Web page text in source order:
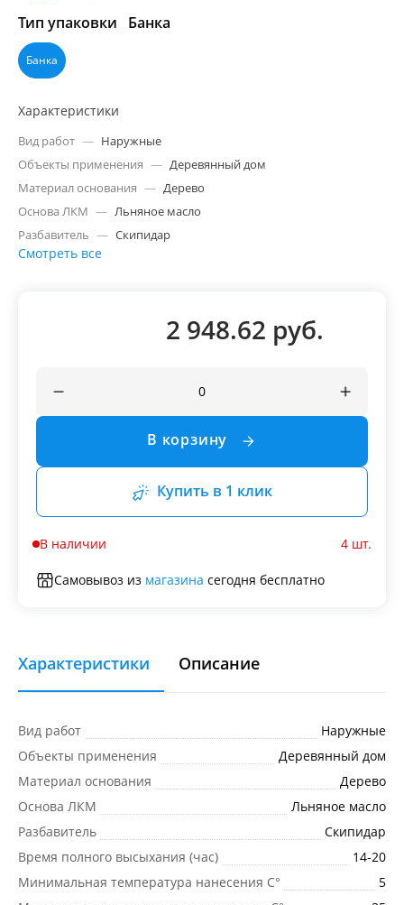
Тип упаковки Банка
Банка
Характеристики
Вид работ — Наружные
Объекты применения — Деревянный дом
Материал основания — Дерево
Основа ЛКМ — Льняное масло
Разбавитель — Скипидар
Смотреть все
2 948.62 руб.
В корзину
Купить в 1 клик
В наличии 4 шт.
Самовывоз из магазина сегодня бесплатно
Характеристики Описание
Вид работ
Наружные
Объекты применения
Деревянный дом
Материал основания
Дерево
Основа ЛКМ
Льняное масло
Разбавитель
Скипидар
Время полного высыхания (час)
14-20
Минимальная температура нанесения C°
5